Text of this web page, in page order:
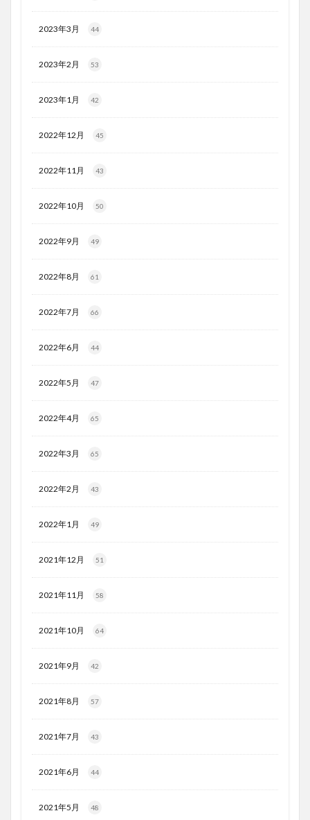
2023年3月 44
2023年2月 53
2023年1月 42
2022年12月 45
2022年11月 43
2022年10月 50
2022年9月 49
2022年8月 61
2022年7月 66
2022年6月 44
2022年5月 47
2022年4月 65
2022年3月 65
2022年2月 43
2022年1月 49
2021年12月 51
2021年11月 58
2021年10月 64
2021年9月 42
2021年8月 57
2021年7月 43
2021年6月 44
2021年5月 48